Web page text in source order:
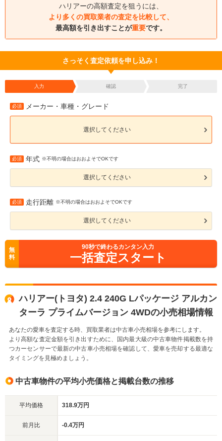
ハリアーの高額査定を狙うには、
より多くの買取業者の査定を比較して、
最高額を引き出すことが重要です。
さっそく査定依頼を申し込み！
入力 確認 完了
必須 メーカー・車種・グレード
選択してください
必須 年式 ※不明の場合はおおよそでOKです
選択してください
必須 走行距離 ※不明の場合はおおよそでOKです
選択してください
無
料
90秒で終わるカンタン入力
一括査定スタート
ハリアー(トヨタ) 2.4 240G Lパッケージ アルカン
ターラ プライムバージョン 4WDの小売相場情報
あなたの愛車を査定する時、買取業者は中古車小売相場を参考にします。
より高額な査定金額を引き出すために、国内最大級の中古車物件掲載数を持
つカーセンサーで最新の中古車小売相場を確認して、愛車を売却する最適な
タイミングを見極めましょう。
中古車物件の平均小売価格と掲載台数の推移
平均価格 318.9万円
前月比 -0.4万円